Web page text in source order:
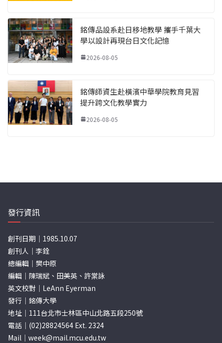
銘傳品設系赴日移地教學 攜手千葉大
學以設計再現台日文化記憶
2026-08-05
銘傳師資生赴橫濱中華學院教育見習
提升跨文化教學實力
2026-08-05
發行資訊
創刊日期｜1985.10.07
創刊人｜李銓
總編輯｜樊中原
編輯｜陳瑞斌、田美英、許棠詠
英文校對｜LeAnn Eyerman
發行｜銘傳大學
地址｜111台北市士林區中山北路五段250號
電話｜(02)28824564 Ext. 2324
Mail｜ week@mail.mcu.edu.tw